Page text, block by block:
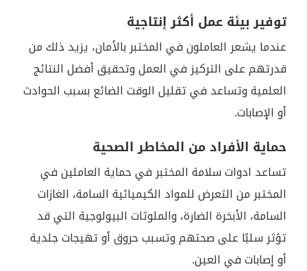
توفير بيئة عمل أكثر إنتاجية
عندما يشعر العاملون في المختبر بالأمان، يزيد ذلك من
قدرتهم على التركيز في العمل وتحقيق أفضل النتائج
العلمية وتساعد في تقليل الوقت الضائع بسبب الحوادث
أو الإصابات.
حماية الأفراد من المخاطر الصحية
تساعد ادوات سلامة المختبر في حماية العاملين في
المختبر من التعرض للمواد الكيميائية السامة، الغازات
السامة، الأبخرة الضارة، والملوثات البيولوجية التي قد
تؤثر سلبًا على صحتهم وتسبب حروق أو تهيجات جلدية
أو إصابات في العين.